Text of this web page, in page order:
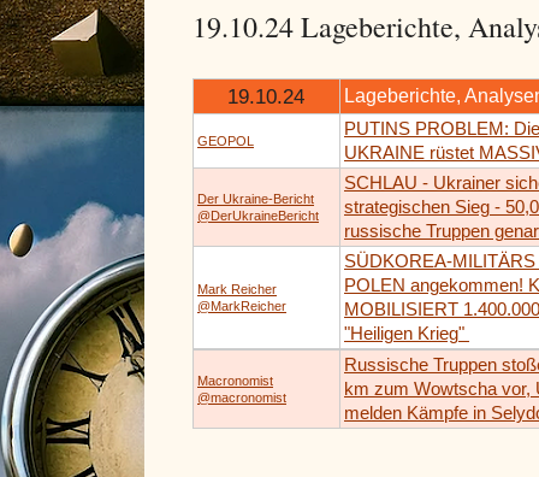
19.10.24 Lageberichte,
19.10.24 Lageberichte,
GEOPOL
PUTINS PROBLEM: Die
UKRAINE rüstet
Der Ukraine-Bericht
@DerUkraineBericht
SCHLAU - Ukrainer
strategischen Sieg -
russische Truppen
Mark Reicher
@MarkReicher
SÜDKOREA-MILITÄRS
POLEN angekommen!
MOBILISIERT
"Heiligen Krieg" ‪
Macronomist
@macronomist
Russische Truppen
km zum Wowtscha vor,
melden Kämpfe in